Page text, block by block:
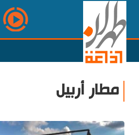
مطار أربيل